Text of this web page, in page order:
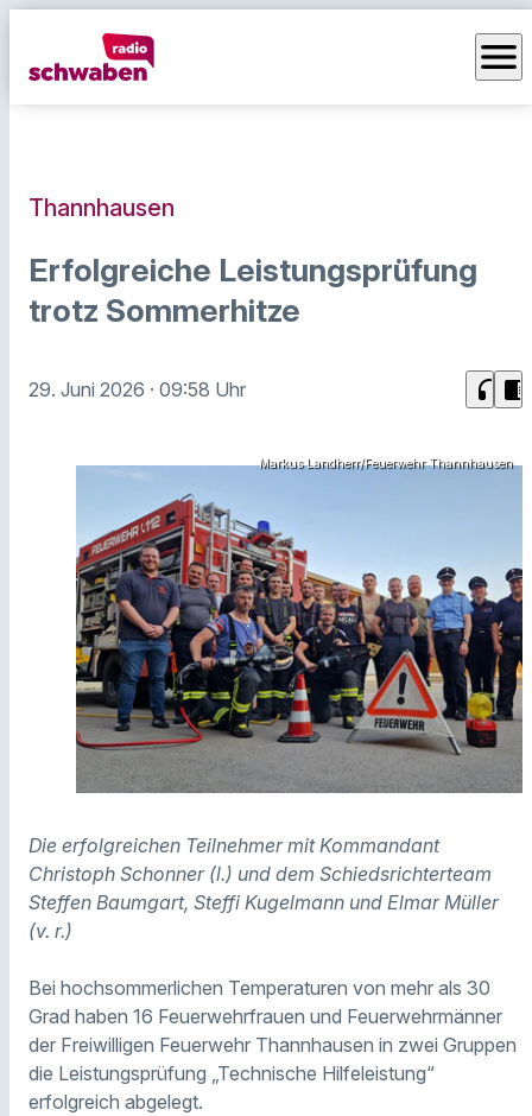
menu
Thannhausen
Erfolgreiche Leistungsprüfung
trotz Sommerhitze
29. Juni 2026 · 09:58 Uhr headphones chrome_reader_mode
Markus Landherr/Feuerwehr Thannhausen
Die erfolgreichen Teilnehmer mit Kommandant
Christoph Schonner (l.) und dem Schiedsrichterteam
Steffen Baumgart, Steffi Kugelmann und Elmar Müller
(v. r.)
Bei hochsommerlichen Temperaturen von mehr als 30
Grad haben 16 Feuerwehrfrauen und Feuerwehrmänner
der Freiwilligen Feuerwehr Thannhausen in zwei Gruppen
die Leistungsprüfung „Technische Hilfeleistung“
erfolgreich abgelegt.